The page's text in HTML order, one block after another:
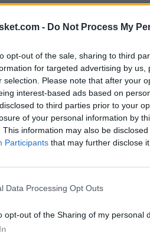
- Do Not Process My
opt-out of the sale, sharing to third
for targeted advertising by
selection. Please note that after your
interest-based ads based on
to third parties prior to your
of your personal information by
This information may also be
Participants that may further disclose
Data Processing Opt Outs
opt-out of the Sharing of my personal
los
y 9
plazo tras el cual será
sus compañeros. En